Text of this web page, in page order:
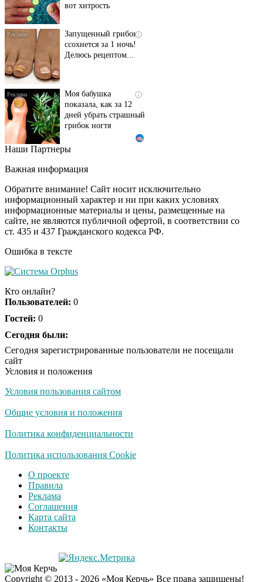
вот хитрость
i
Запущенный грибок
ссохнется за 1 ночь!
Делюсь рецептом...
i
Моя бабушка
показала, как за 12
дней убрать страшный
грибок ногтя
Этот танец невесты
Пересмотрела 10 раз
i
Ролик длится пару
секунд, но вы будете в
шоке от увиденного
Ролик из Омска: вы
Ржу не переставая, это
не раз
Скрытая камера на
люди вытворяют, когда
Ролик длится
смеяться вы будете
Королева вагона
отожгла! Видео не
оставит равнодушным
Наши Партнеры
Важная информация
Обратите внимание! Сайт носит исключительно
информационный характер и ни при каких условиях
информационные материалы и цены, размещенные на
сайте, не являются публичной офертой, в соответствии со
ст. 435 и 437 Гражданского кодекса РФ.
Ошибка в тексте
Кто онлайн?
Пользователей: 0
Гостей: 0
Сегодня были:
Сегодня зарегистрированные пользователи не посещали
сайт
Условия и положения
Условия пользования сайтом
Общие условия и положения
Политика конфиденциальности
Политика использования Cookie
О проекте
Правила
Реклама
Соглашения
Карта сайта
Контакты
Copyright © 2013 - 2026 «Моя Керчь» Все права защищены!